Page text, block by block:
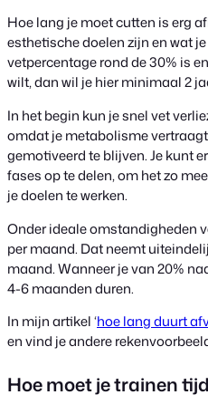
Hoe lang je moet cutten is erg
esthetische doelen zijn en wat
vetpercentage rond de 30% is
wilt, dan wil je hier minimaal 2
In het begin kun je snel vet
omdat je metabolisme
gemotiveerd te blijven. Je kunt
fases op te delen, om het zo
je doelen te werken.
Onder ideale omstandigheden
per maand. Dat neemt
maand. Wanneer je van 20%
4-6 maanden duren.
In mijn artikel ‘hoe lang duurt
en vind je andere
Hoe moet je trainen